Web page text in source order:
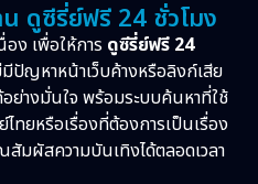
น ดูซีรี่ย์ฟรี 24 ชั่วโมง
ง เพื่อให้การ ดูซีรี่ย์ฟรี 24
ปัญหาหน้าเว็บค้างหรือลิงก์เสีย
อย่างมั่นใจ พร้อมระบบค้นหาที่ใช้
ทยหรือเรื่องที่ต้องการเป็นเรื่อง
มผัสความบันเทิงได้ตลอดเวลา